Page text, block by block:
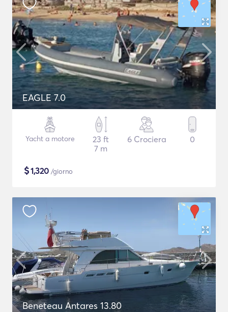
EAGLE 7.0
Yacht a motore
23 ft
7 m
6 Crociera 0
$1,320 /giorno
Beneteau Antares 13.80